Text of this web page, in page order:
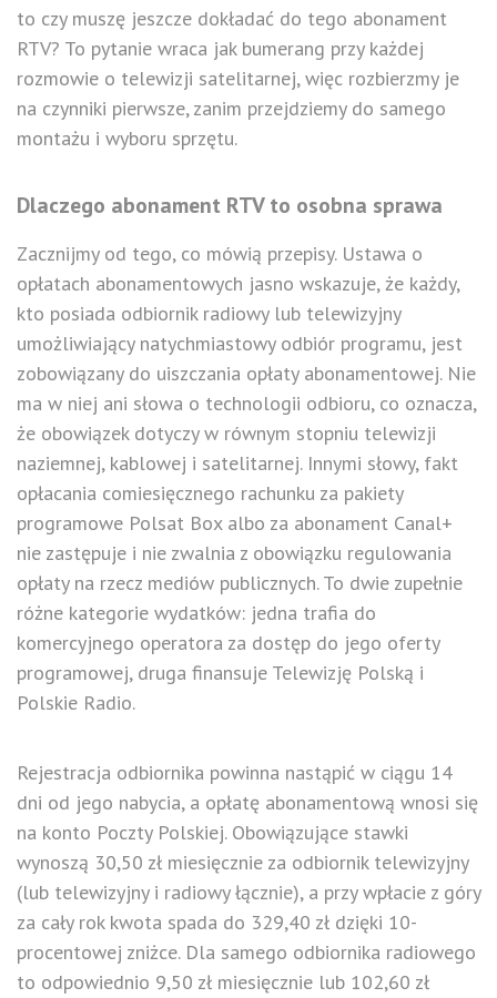
to czy muszę jeszcze dokładać do tego abonament
RTV? To pytanie wraca jak bumerang przy każdej
rozmowie o telewizji satelitarnej, więc rozbierzmy je
na czynniki pierwsze, zanim przejdziemy do samego
montażu i wyboru sprzętu.
Dlaczego abonament RTV to osobna sprawa
Zacznijmy od tego, co mówią przepisy. Ustawa o
opłatach abonamentowych jasno wskazuje, że każdy,
kto posiada odbiornik radiowy lub telewizyjny
umożliwiający natychmiastowy odbiór programu, jest
zobowiązany do uiszczania opłaty abonamentowej. Nie
ma w niej ani słowa o technologii odbioru, co oznacza,
że obowiązek dotyczy w równym stopniu telewizji
naziemnej, kablowej i satelitarnej. Innymi słowy, fakt
opłacania comiesięcznego rachunku za pakiety
programowe Polsat Box albo za abonament Canal+
nie zastępuje i nie zwalnia z obowiązku regulowania
opłaty na rzecz mediów publicznych. To dwie zupełnie
różne kategorie wydatków: jedna trafia do
komercyjnego operatora za dostęp do jego oferty
programowej, druga finansuje Telewizję Polską i
Polskie Radio.
Rejestracja odbiornika powinna nastąpić w ciągu 14
dni od jego nabycia, a opłatę abonamentową wnosi się
na konto Poczty Polskiej. Obowiązujące stawki
wynoszą 30,50 zł miesięcznie za odbiornik telewizyjny
(lub telewizyjny i radiowy łącznie), a przy wpłacie z góry
za cały rok kwota spada do 329,40 zł dzięki 10-
procentowej zniżce. Dla samego odbiornika radiowego
to odpowiednio 9,50 zł miesięcznie lub 102,60 zł